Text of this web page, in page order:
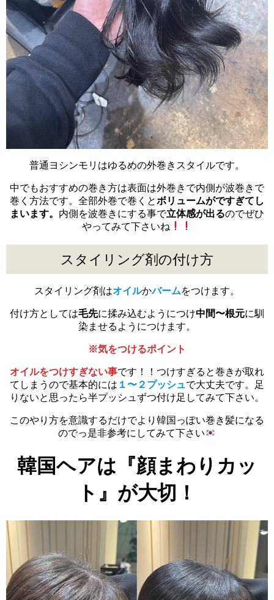
普通ヨシンモリはゆるめの外巻きスタイルです。
中でもおすすめの巻き方は表面は外巻きで内側が波巻きで
巻く方法です。全部外巻で巻くとボリュームがですぎてし
まいます。 内側を波巻きにする事で立体感が出るのでぜひ
やってみて下さいね
スタイリング剤の付け方
スタイリング剤はオイルかバームをつけます。
付け方としては毛先に揉み込むようにつけ中間〜根元に馴
染ませるようにつけます。
※気をつけるポイント
オイルをつけすぎない事です！！つけすぎると巻きが取れ
てしまうので基本的には １〜２プッシュで大丈夫です。足
りないと思ったら半プッシュずつ付け足してみて下さい。
このやり方を意識するだけでより韓国っぽい巻き髪になる
のでっ是非参考にしてみて下さい
韓国ヘアは『顔まわりカッ
ト』が大切！